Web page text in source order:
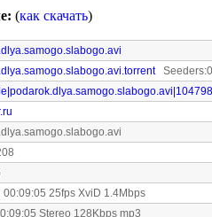
(как скачать)
00:09:05 25fps XviD 1.4Mbps
Stereo 128Kbps mp3